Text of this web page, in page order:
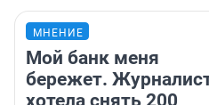
МНЕНИЕ
Мой банк меня
бережет.